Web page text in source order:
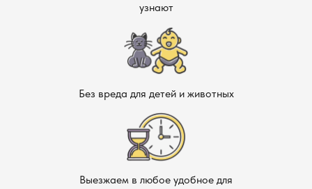
узнают
Без вреда для детей и животных
Выезжаем в любое удобное для